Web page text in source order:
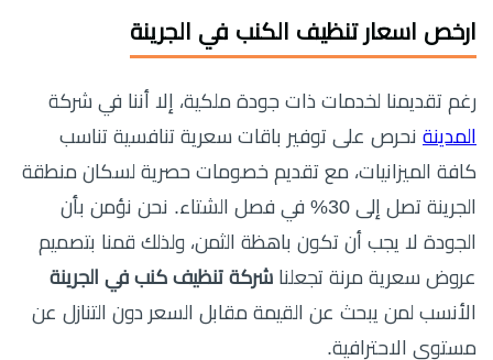
ارخص اسعار تنظيف الكنب في الجرينة
رغم تقديمنا لخدمات ذات جودة ملكية، إلا أننا في شركة
المدينة نحرص على توفير باقات سعرية تنافسية تناسب
كافة الميزانيات، مع تقديم خصومات حصرية لسكان منطقة
الجرينة تصل إلى 30% في فصل الشتاء. نحن نؤمن بأن
الجودة لا يجب أن تكون باهظة الثمن، ولذلك قمنا بتصميم
عروض سعرية مرنة تجعلنا شركة تنظيف كنب في الجرينة
الأنسب لمن يبحث عن القيمة مقابل السعر دون التنازل عن
مستوى الاحترافية.